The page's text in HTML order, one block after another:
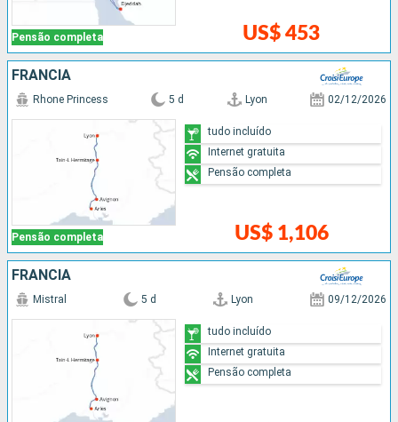
Pensão completa US$ 453
FRANCIA
Pensão completa
Rhone Princess 5 d Lyon 02/12/2026
US$ 1,106
tudo incluído
Internet gratuita
Pensão completa
FRANCIA
Mistral 5 d Lyon 09/12/2026
tudo incluído
Internet gratuita
Pensão completa